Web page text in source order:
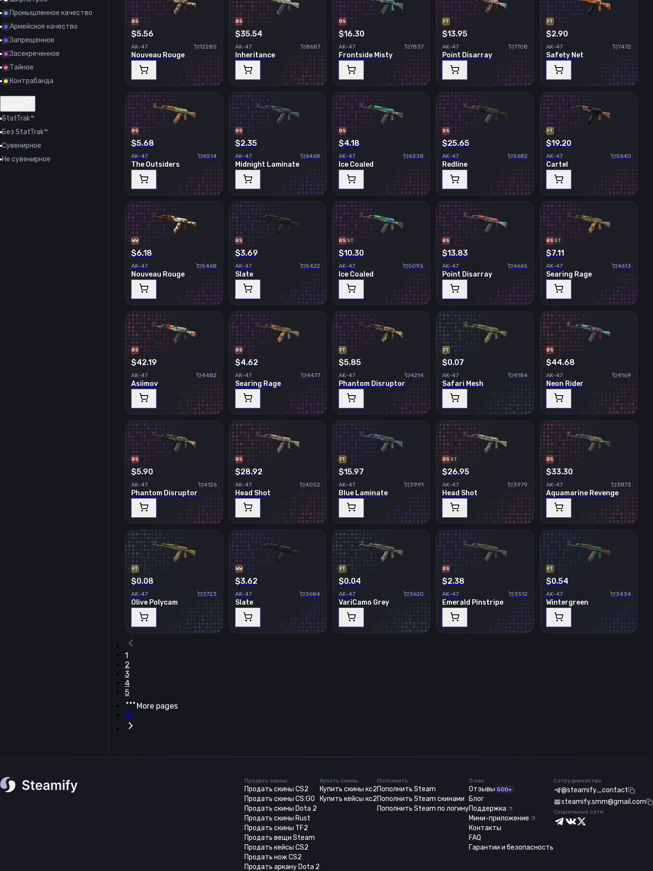
Промышленное качество
Армейское качество
Запрещенное
Засекреченное
Тайное
Контрабанда
StatTrak™
Без StatTrak™
Сувенирное
Не сувенирное
BS
$5.56
AK-47 12285
Nouveau Rouge
BS
$35.54
AK-47 8687
Inheritance
BS
$16.30
AK-47 7837
Frontside Misty
FT
$13.95
AK-47 7708
Point Disarray
FT
$2.90
AK-47 7472
Safety Net
BS
$5.68
AK-47 6514
The Outsiders
BS
$2.35
AK-47 6468
Midnight Laminate
BS
$4.18
AK-47 6338
Ice Coaled
BS
$25.65
AK-47 5682
Redline
FT
$19.20
AK-47 5640
Cartel
WW
$6.18
AK-47 5468
Nouveau Rouge
BS
$3.69
AK-47 5422
Slate
BS ST
$10.30
AK-47 5095
Ice Coaled
BS
$13.83
AK-47 4665
Point Disarray
BS ST
$7.11
AK-47 4613
Searing Rage
BS
$42.19
AK-47 4482
Asiimov
BS
$4.62
AK-47 4477
Searing Rage
FT
$5.85
AK-47 4214
Phantom Disruptor
FT
$0.07
AK-47 4184
Safari Mesh
BS
$44.68
AK-47 4169
Neon Rider
BS
$5.90
AK-47 4126
Phantom Disruptor
BS
$28.92
AK-47 4052
Head Shot
FT
$15.97
AK-47 3991
Blue Laminate
BS ST
$26.95
AK-47 3979
Head Shot
BS
$33.30
AK-47 3873
Aquamarine Revenge
FT
$0.08
AK-47 3723
Olive Polycam
WW
$3.62
AK-47 3684
Slate
FT
$0.04
AK-47 3620
VariCamo Grey
BS
$2.38
AK-47 3512
Emerald Pinstripe
FT
$0.54
AK-47 3434
Wintergreen
1
2
3
4
5
More pages
15
Продать скины
Продать скины CS2
Продать скины CS:GO
Продать скины Dota 2
Продать скины Rust
Продать скины TF2
Продать вещи Steam
Продать кейсы CS2
Продать нож CS2
Продать аркану Dota 2
Купить скины
Купить скины кс2
Купить кейсы кс2
Пополнить
Пополнить Steam
Пополнить Steam скинами
Пополнить Steam по логину
О нас
Отзывы 500+
Блог
Поддержка
Мини-приложение
Контакты
FAQ
Гарантии и безопасность
Сотрудничество
@steamify_contact
steamify.smm@gmail.com
Социальные сети